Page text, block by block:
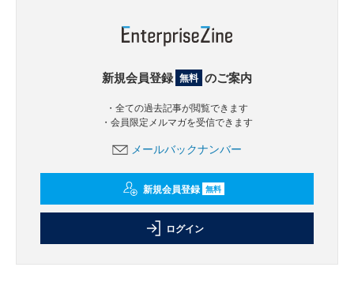
新規会員登録 無料 のご案内
・全ての過去記事が閲覧できます
・会員限定メルマガを受信できます
メールバックナンバー
新規会員登録 無料
ログイン